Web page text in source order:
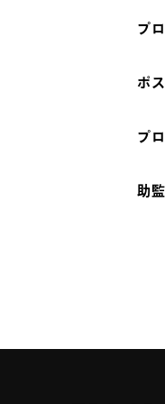
プ
ポ
プ
助